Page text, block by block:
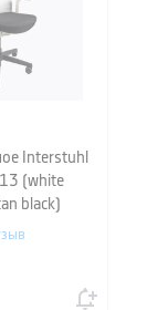
Interstuhl
(white
black)